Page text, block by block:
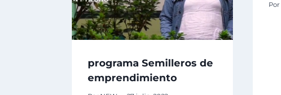
programa Semilleros de
emprendimiento
Por